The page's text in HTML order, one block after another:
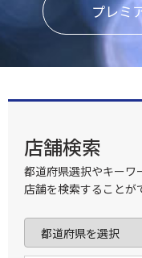
プレミ
店舗検索
都道府県選択やキーワ
店舗を検索することが